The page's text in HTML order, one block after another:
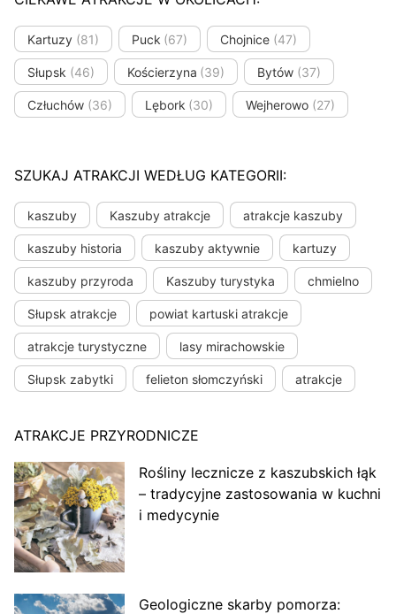
Kartuzy (81) Puck (67) Chojnice (47)
Słupsk (46) Kościerzyna (39) Bytów (37)
Człuchów (36) Lębork (30) Wejherowo (27)
SZUKAJ ATRAKCJI WEDŁUG KATEGORII:
kaszuby Kaszuby atrakcje atrakcje kaszuby
kaszuby historia kaszuby aktywnie kartuzy
kaszuby przyroda Kaszuby turystyka chmielno
Słupsk atrakcje powiat kartuski atrakcje
atrakcje turystyczne lasy mirachowskie
Słupsk zabytki felieton słomczyński atrakcje
ATRAKCJE PRZYRODNICZE
Rośliny lecznicze z kaszubskich łąk
– tradycyjne zastosowania w kuchni
i medycynie
Geologiczne skarby pomorza: